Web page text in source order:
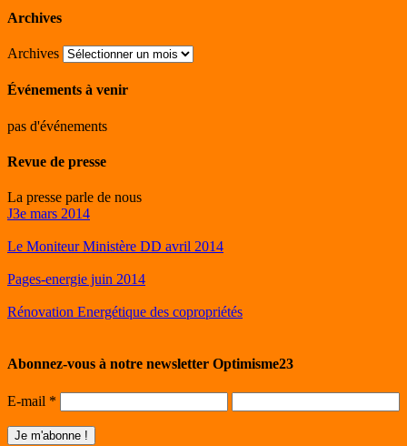
Archives
Archives
Événements à venir
pas d'événements
Revue de presse
La presse parle de nous
J3e mars 2014
Le Moniteur Ministère DD avril 2014
Pages-energie juin 2014
Rénovation Energétique des copropriétés
Abonnez-vous à notre newsletter Optimisme23
E-mail *